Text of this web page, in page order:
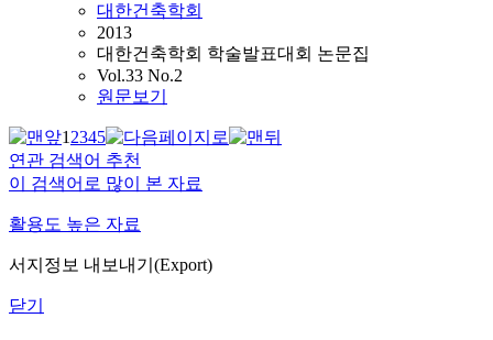
대한건축학회
2013
대한건축학회 학술발표대회 논문집
Vol.33 No.2
원문보기
12345
연관 검색어 추천
이 검색어로 많이 본 자료
활용도 높은 자료
서지정보 내보내기(Export)
닫기